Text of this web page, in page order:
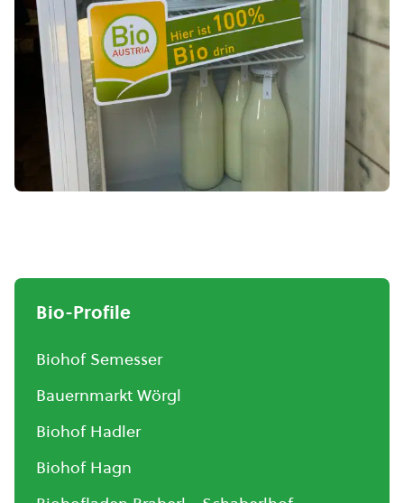
Bio-Profile
Biohof Semesser
Bauernmarkt Wörgl
Biohof Hadler
Biohof Hagn